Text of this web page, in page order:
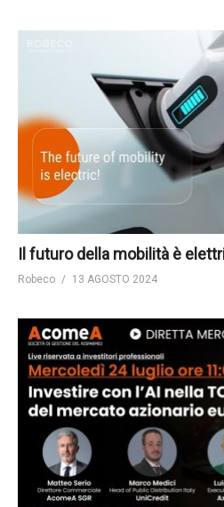
Il futuro della mobilità è
Robeco 13 AGOSTO 2024